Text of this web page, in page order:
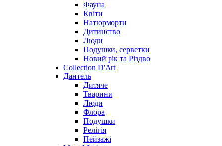
Фауна
Квіти
Натюрморти
Дитинство
Люди
Подушки, серветки
Новий рік та Різдво
Collection D'Art
Дантель
Дитяче
Тварини
Люди
Флора
Подушки
Релігія
Пейзажі